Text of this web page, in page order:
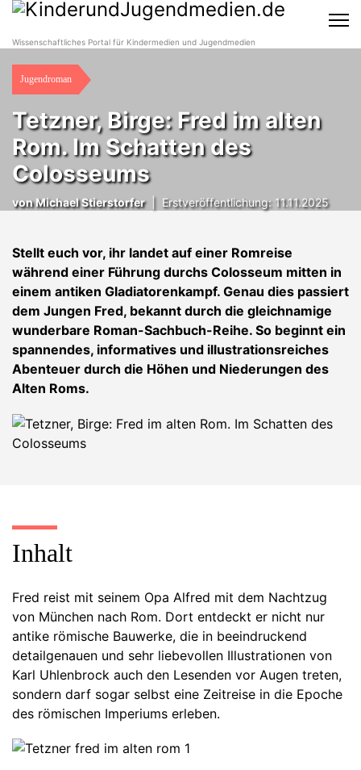
Wissenschaftliches Portal für Kindermedien und Jugendmedien
Jugendroman
Tetzner, Birge: Fred im alten
Rom. Im Schatten des
Colosseums
vonMichael Stierstorfer| Erstveröffentlichung: 11.11.2025
Stellt euch vor, ihr landet auf einer Romreise
während einer Führung durchs Colosseum mitten in
einem antiken Gladiatorenkampf. Genau dies passiert
dem Jungen Fred, bekannt durch die gleichnamige
wunderbare Roman-Sachbuch-Reihe. So beginnt ein
spannendes, informatives und illustrationsreiches
Abenteuer durch die Höhen und Niederungen des
Alten Roms.
Inhalt
Fred reist mit seinem Opa Alfred mit dem Nachtzug
von München nach Rom. Dort entdeckt er nicht nur
antike römische Bauwerke, die in beeindruckend
detailgenauen und sehr liebevollen Illustrationen von
Karl Uhlenbrock auch den Lesenden vor Augen treten,
sondern darf sogar selbst eine Zeitreise in die Epoche
des römischen Imperiums erleben.